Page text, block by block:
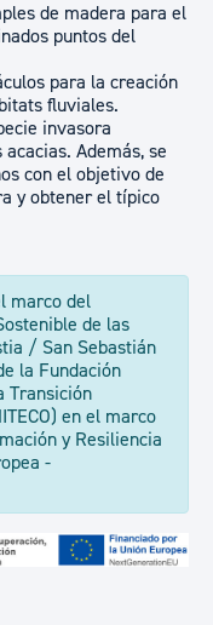
de madera para el
puntos del
para la creación
fluviales.
invasora
Además, se
con el objetivo de
y obtener el típico
marco del
de las
/ San Sebastián
la Fundación
Transición
en el marco
y Resiliencia
-